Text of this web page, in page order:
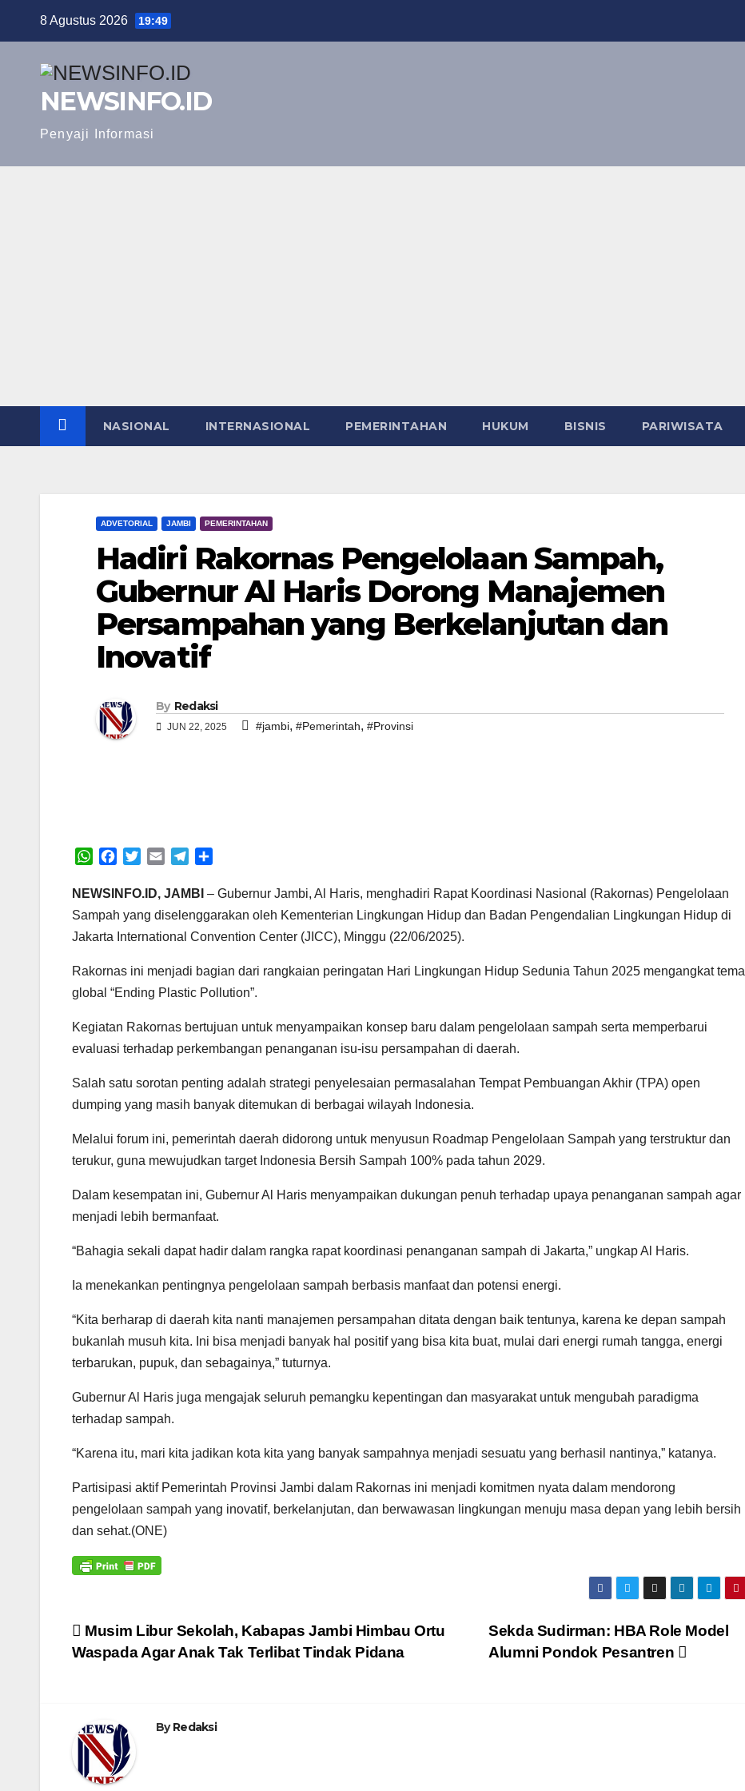
8 Agustus 2026 19:49
NEWSINFO.ID
Penyaji Informasi
NASIONAL INTERNASIONAL PEMERINTAHAN HUKUM BISNIS PARIWISATA
ADVETORIAL JAMBI PEMERINTAHAN
Hadiri Rakornas Pengelolaan Sampah,
Gubernur Al Haris Dorong Manajemen
Persampahan yang Berkelanjutan dan
Inovatif
By Redaksi
JUN 22, 2025 #jambi, #Pemerintah, #Provinsi
W
a
A
p
c
b
o
k
i
e
a
l
r
m
a
NEWSINFO.ID, JAMBI – Gubernur Jambi, Al Haris, menghadiri Rapat Koordinasi Nasional (Rakornas) Pengelolaan
Sampah yang diselenggarakan oleh Kementerian Lingkungan Hidup dan Badan Pengendalian Lingkungan Hidup di
Jakarta International Convention Center (JICC), Minggu (22/06/2025).
Rakornas ini menjadi bagian dari rangkaian peringatan Hari Lingkungan Hidup Sedunia Tahun 2025 mengangkat tema
global “Ending Plastic Pollution”.
Kegiatan Rakornas bertujuan untuk menyampaikan konsep baru dalam pengelolaan sampah serta memperbarui
evaluasi terhadap perkembangan penanganan isu-isu persampahan di daerah.
Salah satu sorotan penting adalah strategi penyelesaian permasalahan Tempat Pembuangan Akhir (TPA) open
dumping yang masih banyak ditemukan di berbagai wilayah Indonesia.
Melalui forum ini, pemerintah daerah didorong untuk menyusun Roadmap Pengelolaan Sampah yang terstruktur dan
terukur, guna mewujudkan target Indonesia Bersih Sampah 100% pada tahun 2029.
Dalam kesempatan ini, Gubernur Al Haris menyampaikan dukungan penuh terhadap upaya penanganan sampah agar
menjadi lebih bermanfaat.
“Bahagia sekali dapat hadir dalam rangka rapat koordinasi penanganan sampah di Jakarta,” ungkap Al Haris.
Ia menekankan pentingnya pengelolaan sampah berbasis manfaat dan potensi energi.
“Kita berharap di daerah kita nanti manajemen persampahan ditata dengan baik tentunya, karena ke depan sampah
bukanlah musuh kita. Ini bisa menjadi banyak hal positif yang bisa kita buat, mulai dari energi rumah tangga, energi
terbarukan, pupuk, dan sebagainya,” tuturnya.
Gubernur Al Haris juga mengajak seluruh pemangku kepentingan dan masyarakat untuk mengubah paradigma
terhadap sampah.
“Karena itu, mari kita jadikan kota kita yang banyak sampahnya menjadi sesuatu yang berhasil nantinya,” katanya.
Partisipasi aktif Pemerintah Provinsi Jambi dalam Rakornas ini menjadi komitmen nyata dalam mendorong
pengelolaan sampah yang inovatif, berkelanjutan, dan berwawasan lingkungan menuju masa depan yang lebih bersih
dan sehat.(ONE)
Navigasi
pos
Sekda Sudirman: HBA Role Model
Alumni Pondok Pesantren
Musim Libur Sekolah, Kabapas Jambi Himbau Ortu
Waspada Agar Anak Tak Terlibat Tindak Pidana
ByRedaksi